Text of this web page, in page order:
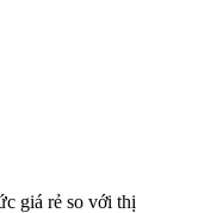
giá rẻ so với thị